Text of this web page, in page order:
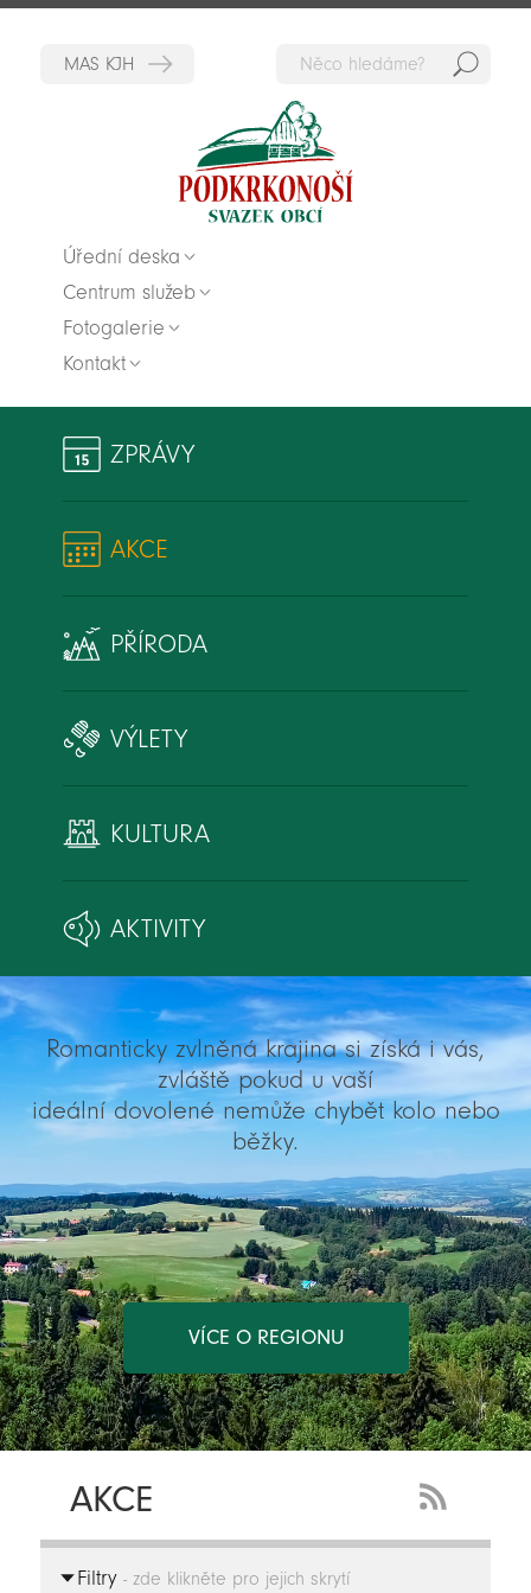
Úřední deska
Centrum služeb
Fotogalerie
Kontakt
ZPRÁVY
AKCE
PŘÍRODA
VÝLETY
KULTURA
AKTIVITY
Romanticky zvlněná krajina si získá i vás,
zvláště pokud u vaší
ideální dovolené nemůže chybět kolo nebo
běžky.
VÍCE O REGIONU
AKCE
Feed
Filtry- zde klikněte pro jejich skrytí